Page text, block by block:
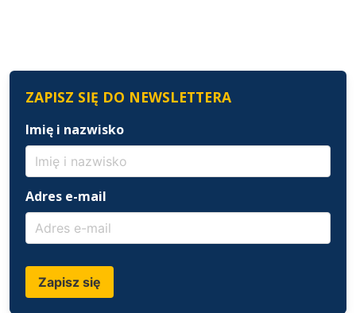
ZAPISZ SIĘ DO NEWSLETTERA
Imię i nazwisko
Adres e-mail
Zapisz się